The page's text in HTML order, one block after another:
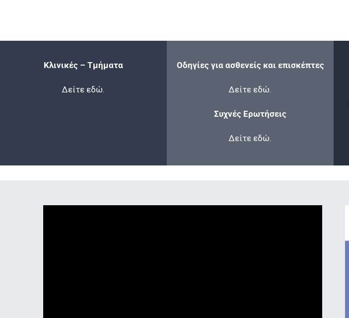
Κλινικές – Τμήματα
Δείτε εδώ.
Οδηγίες για ασθενείς και επισκέπτες
Δείτε εδώ.
Συχνές Ερωτήσεις
Δείτε εδώ.